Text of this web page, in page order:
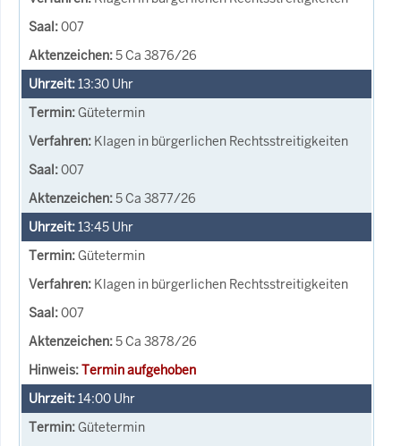
007
5 Ca 3876/26
13:30 Uhr
Gütetermin
Klagen in bürgerlichen Rechtsstreitigkeiten
007
5 Ca 3877/26
13:45 Uhr
Gütetermin
Klagen in bürgerlichen Rechtsstreitigkeiten
007
5 Ca 3878/26
Termin aufgehoben
14:00 Uhr
Gütetermin